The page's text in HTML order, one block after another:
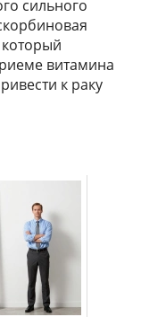
сильного
витамина
к раку